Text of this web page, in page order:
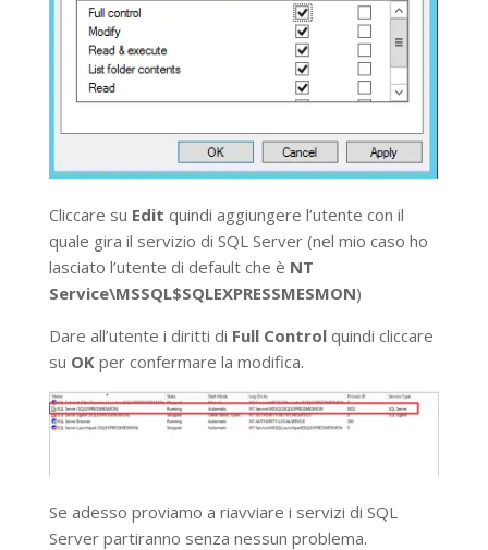
Cliccare su Edit quindi aggiungere l’utente con il
quale gira il servizio di SQL Server (nel mio caso ho
lasciato l’utente di default che è NT
Service\MSSQL$SQLEXPRESSMESMON)
Dare all’utente i diritti di Full Controlquindi cliccare
su OKper confermare la modifica.
Se adesso proviamo a riavviare i servizi di SQL
Server partiranno senza nessun problema.